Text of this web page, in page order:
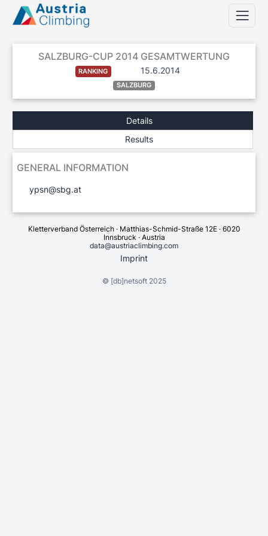
SALZBURG-CUP 2014 GESAMTWERTUNG
RANKING 15.6.2014
SALZBURG
Details
Results
GENERAL INFORMATION
ypsn@sbg.at
Kletterverband Österreich · Matthias-Schmid-Straße 12E · 6020
Innsbruck · Austria
data@austriaclimbing.com
Imprint
© [db]netsoft2025